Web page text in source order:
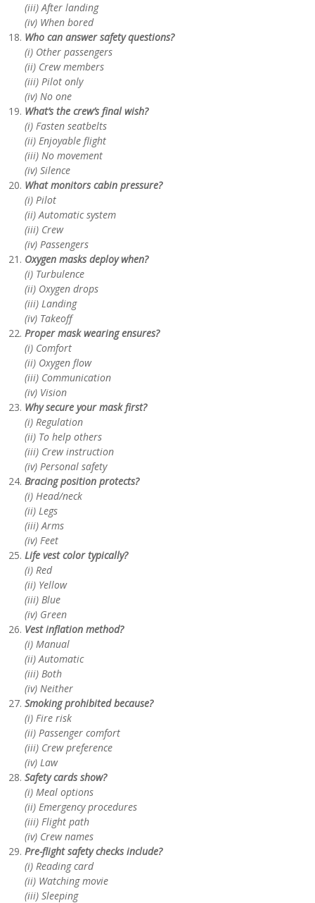
(iii) After landing
(iv) When bored
Who can answer safety questions?
(i) Other passengers
(ii) Crew members
(iii) Pilot only
(iv) No one
What’s the crew’s final wish?
(i) Fasten seatbelts
(ii) Enjoyable flight
(iii) No movement
(iv) Silence
What monitors cabin pressure?
(i) Pilot
(ii) Automatic system
(iii) Crew
(iv) Passengers
Oxygen masks deploy when?
(i) Turbulence
(ii) Oxygen drops
(iii) Landing
(iv) Takeoff
Proper mask wearing ensures?
(i) Comfort
(ii) Oxygen flow
(iii) Communication
(iv) Vision
Why secure your mask first?
(i) Regulation
(ii) To help others
(iii) Crew instruction
(iv) Personal safety
Bracing position protects?
(i) Head/neck
(ii) Legs
(iii) Arms
(iv) Feet
Life vest color typically?
(i) Red
(ii) Yellow
(iii) Blue
(iv) Green
Vest inflation method?
(i) Manual
(ii) Automatic
(iii) Both
(iv) Neither
Smoking prohibited because?
(i) Fire risk
(ii) Passenger comfort
(iii) Crew preference
(iv) Law
Safety cards show?
(i) Meal options
(ii) Emergency procedures
(iii) Flight path
(iv) Crew names
Pre-flight safety checks include?
(i) Reading card
(ii) Watching movie
(iii) Sleeping